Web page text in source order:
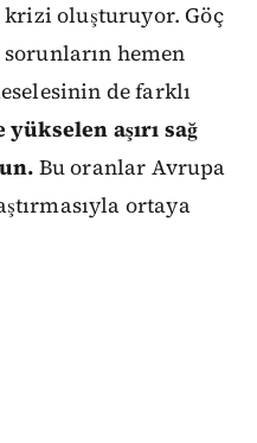
krizi oluşturuyor. Göç
hemen
de farklı
aşırı sağ
Bu oranlar Avrupa
ortaya